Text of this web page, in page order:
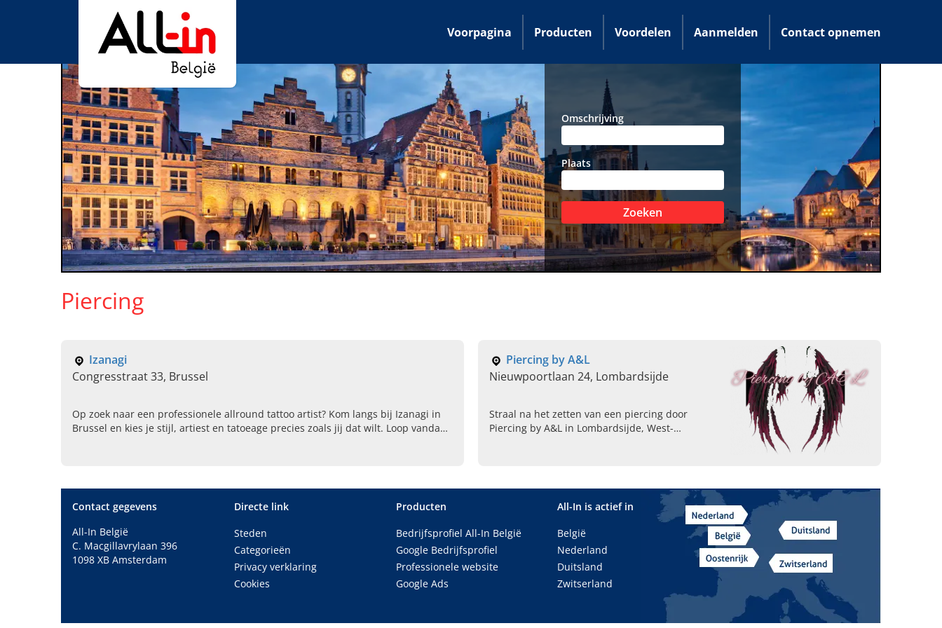
Voorpagina Producten Voordelen Aanmelden Contact opnemen
Omschrijving
Plaats
Zoeken
Piercing
Izanagi
Congresstraat 33, Brussel
Op zoek naar een professionele allround tattoo artist? Kom langs bij Izanagi in
Brussel en kies je stijl, artiest en tatoeage precies zoals jij dat wilt. Loop vandaag
Piercing by A&L
Nieuwpoortlaan 24, Lombardsijde
Straal na het zetten van een piercing door
Piercing by A&L in Lombardsijde, West-
Contact gegevens
All-In België
C. Macgillavrylaan 396
1098 XB Amsterdam
Directe link
Steden
Categorieën
Privacy verklaring
Cookies
Producten
Bedrijfsprofiel All-In België
Google Bedrijfsprofiel
Professionele website
Google Ads
All-In is actief in
België
Nederland
Duitsland
Zwitserland